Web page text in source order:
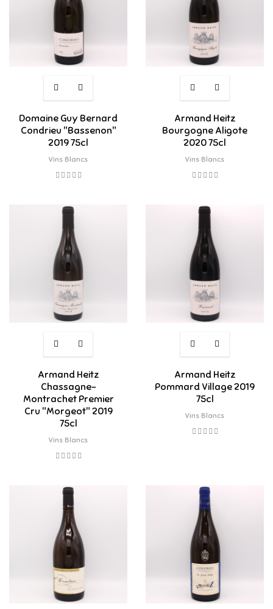
Domaine Guy Bernard
Condrieu "Bassenon"
2019 75cl
Vins Blancs
Armand Heitz
Bourgogne Aligote
2020 75cl
Vins Blancs
Armand Heitz
Chassagne-
Montrachet Premier
Cru "Morgeot" 2019
75cl
Vins Blancs
Armand Heitz
Pommard Village 2019
75cl
Vins Blancs